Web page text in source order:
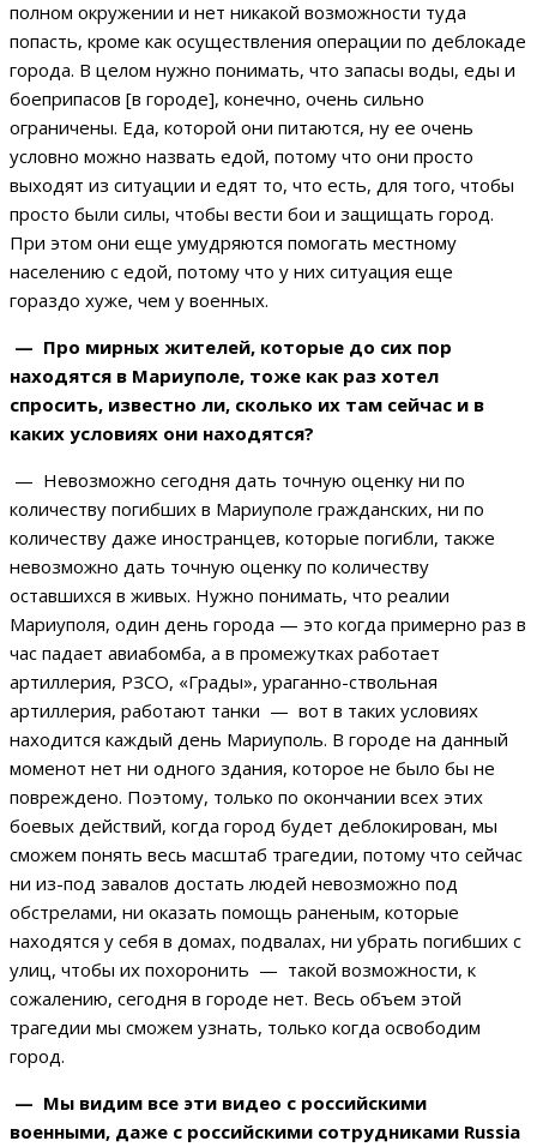
полном окружении и нет никакой возможности туда
попасть, кроме как осуществления операции по деблокаде
города. В целом нужно понимать, что запасы воды, еды и
боеприпасов [в городе], конечно, очень сильно
ограничены. Еда, которой они питаются, ну ее очень
условно можно назвать едой, потому что они просто
выходят из ситуации и едят то, что есть, для того, чтобы
просто были силы, чтобы вести бои и защищать город.
При этом они еще умудряются помогать местному
населению с едой, потому что у них ситуация еще
гораздо хуже, чем у военных.
— Про мирных жителей, которые до сих пор
находятся в Мариуполе, тоже как раз хотел
спросить, известно ли, сколько их там сейчас и в
каких условиях они находятся?
— Невозможно сегодня дать точную оценку ни по
количеству погибших в Мариуполе гражданских, ни по
количеству даже иностранцев, которые погибли, также
невозможно дать точную оценку по количеству
оставшихся в живых. Нужно понимать, что реалии
Мариуполя, один день города — это когда примерно раз в
час падает авиабомба, а в промежутках работает
артиллерия, РЗСО, «Грады», ураганно-ствольная
артиллерия, работают танки — вот в таких условиях
находится каждый день Мариуполь. В городе на данный
моменот нет ни одного здания, которое не было бы не
повреждено. Поэтому, только по окончании всех этих
боевых действий, когда город будет деблокирован, мы
сможем понять весь масштаб трагедии, потому что сейчас
ни из-под завалов достать людей невозможно под
обстрелами, ни оказать помощь раненым, которые
находятся у себя в домах, подвалах, ни убрать погибших с
улиц, чтобы их похоронить — такой возможности, к
сожалению, сегодня в городе нет. Весь объем этой
трагедии мы сможем узнать, только когда освободим
город.
— Мы видим все эти видео с российскими
военными, даже с российскими сотрудниками Russia